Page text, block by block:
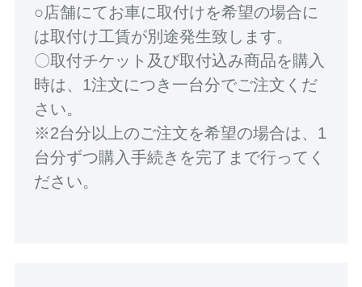
○店舗にてお車に取付けを希望の場合に
は取付け工賃が別途発生致します。
〇取付チケット及び取付込み商品を購入
時は、1注文につき一台分でご注文くだ
さい。
※2台分以上のご注文を希望の場合は、1
台分ずつ購入手続きを完了まで行ってく
ださい。